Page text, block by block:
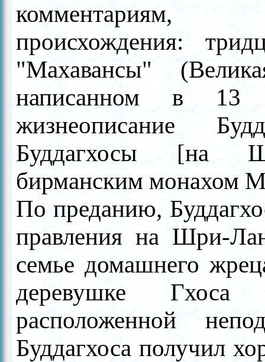
комментариям,
происхождения:
"Махавансы"
написанном в
жизнеописание
Буддагхосы [на
бирманским монахом
По преданию,
правления на Шри-
семье домашнего
деревушке
расположенной
Буддагхоса получил